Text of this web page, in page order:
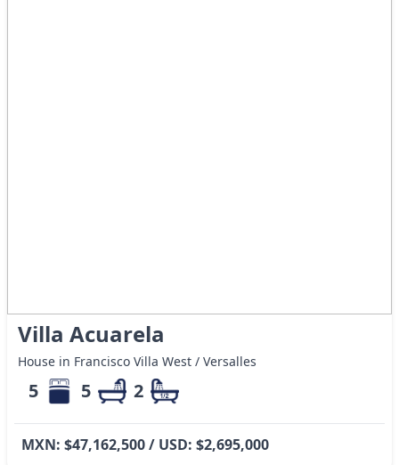
Villa Acuarela
House in Francisco Villa West / Versalles
5 5 2
MXN: $47,162,500 / USD: $2,695,000